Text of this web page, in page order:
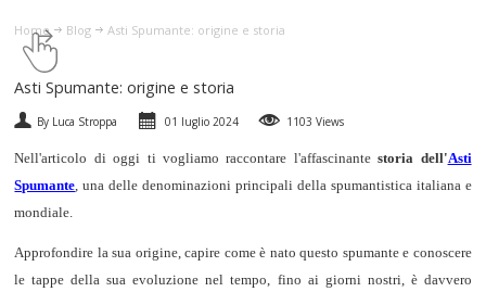
BIANCHI
ROSATI
DESSERT
NON SOLO VINO
Home Blog ​Asti Spumante: origine e storia
​Asti Spumante: origine e storia
By Luca Stroppa 01 luglio 2024 1103 Views
Nell'articolo di oggi ti vogliamo raccontare l'affascinantestoria dell'Asti
Spumante, una delle denominazioni principali della spumantistica italiana e
mondiale.
Approfondire la sua origine, capire come è nato questo spumante e conoscere
le tappe della sua evoluzione nel tempo, fino ai giorni nostri, è davvero